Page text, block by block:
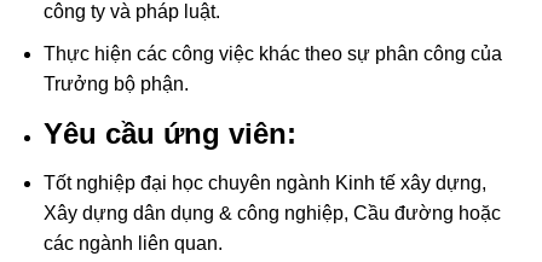
công ty và pháp luật.
Thực hiện các công việc khác theo sự phân công của
Trưởng bộ phận.
Yêu cầu ứng viên:
Tốt nghiệp đại học chuyên ngành Kinh tế xây dựng,
Xây dựng dân dụng & công nghiệp, Cầu đường hoặc
các ngành liên quan.